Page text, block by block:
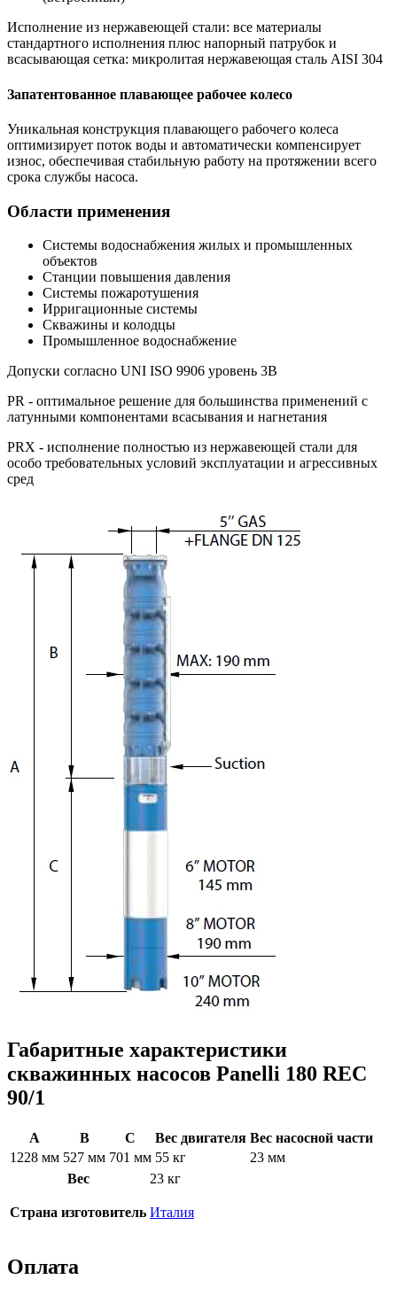
Исполнение из нержавеющей стали: все материалы
стандартного исполнения плюс напорный патрубок и
всасывающая сетка: микролитая нержавеющая сталь AISI 304
Запатентованное плавающее рабочее колесо
Уникальная конструкция плавающего рабочего колеса
оптимизирует поток воды и автоматически компенсирует
износ, обеспечивая стабильную работу на протяжении всего
срока службы насоса.
Области применения
Системы водоснабжения жилых и промышленных
объектов
Станции повышения давления
Системы пожаротушения
Ирригационные системы
Скважины и колодцы
Промышленное водоснабжение
Допуски согласно UNI ISO 9906 уровень 3B
PR - оптимальное решение для большинства применений с
латунными компонентами всасывания и нагнетания
PRX - исполнение полностью из нержавеющей стали для
особо требовательных условий эксплуатации и агрессивных
сред
Габаритные характеристики
скважинных насосов Panelli 180 REC
90/1
A B C Вес двигателя Вес насосной части
1228 мм 527 мм 701 мм 55 кг
23 мм
Вес
23 кг
Страна изготовитель Италия
Оплата